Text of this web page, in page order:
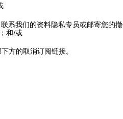
联系我们的资料隐私专员或邮寄您
和/或
方的取消订阅链接。